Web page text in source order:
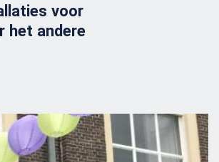
voor
het andere